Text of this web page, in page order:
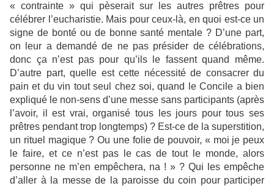
« contrainte » qui pèserait sur les autres prêtres pour
célébrer l’eucharistie. Mais pour ceux-là, en quoi est-ce un
signe de bonté ou de bonne santé mentale ? D’une part,
on leur a demandé de ne pas présider de célébrations,
donc ça n’est pas pour qu’ils le fassent quand même.
D’autre part, quelle est cette nécessité de consacrer du
pain et du vin tout seul chez soi, quand le Concile a bien
expliqué le non-sens d’une messe sans participants (après
l’avoir, il est vrai, organisé tous les jours pour tous ses
prêtres pendant trop longtemps) ? Est-ce de la superstition,
un rituel magique ? Ou une folie de pouvoir, « moi je peux
le faire, et ce n’est pas le cas de tout le monde, alors
personne ne m’en empêchera, na ! » ? Qui les empêche
d’aller à la messe de la paroisse du coin pour participer